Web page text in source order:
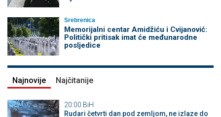
Srebrenica
Memorijalni centar Amidžiću i Cvijanović:
Politički pritisak imat će međunarodne
posljedice
Najnovije Najčitanije
20:00 BiH
Rudari četvrti dan pod zemljom, ne izlaze do